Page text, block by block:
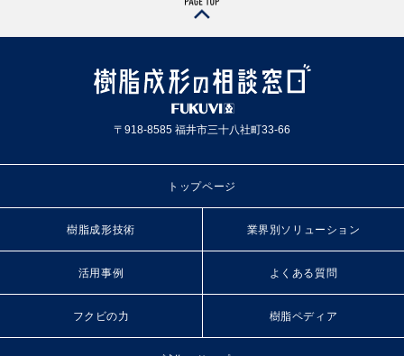
〒918-8585 福井市三十八社町33-66
トップページ
樹脂成形技術 業界別ソリューション
活用事例 よくある質問
フクビの力 樹脂ペディア